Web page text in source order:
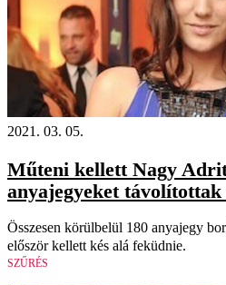
2021. 03. 05.
Műteni kellett Nagy
anyajegyeket
Összesen körülbelül 180 anyajegy
először kellett kés alá feküdnie.
SZŰRÉS